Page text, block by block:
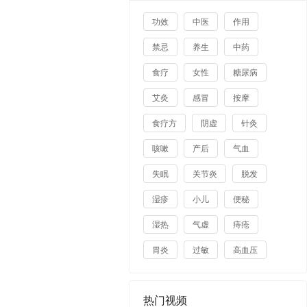
功效 中医 作用
禁忌 养生 中药
食疗 女性 糖尿病
艾灸 感冒 按摩
食疗方 阴虚 针灸
咳嗽 产后 气血
失眠 关节炎 脱发
湿疹 小儿 便秘
湿热 气虚 痔疮
胃炎 过敏 高血压
热门视频